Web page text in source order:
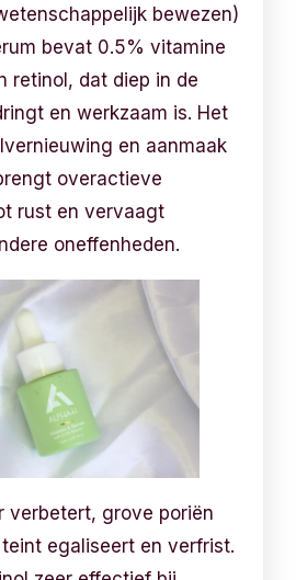
bewezen)
bevat 0.5% vitamine
retinol, dat diep in de
en werkzaam is. Het
en aanmaak
overactieve
rust en vervaagt
oneffenheden.
verbetert, grove poriën
egaliseert en verfrist.